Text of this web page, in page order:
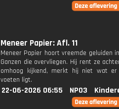
Meneer Papier: Afl. 11
Meneer Papier hoort vreemde geluiden
Ganzen die overvliegen. Hij rent ze
omhoog kijkend, merkt hij niet wat
voeten ligt.
22-06-2026 06:55 NPO3